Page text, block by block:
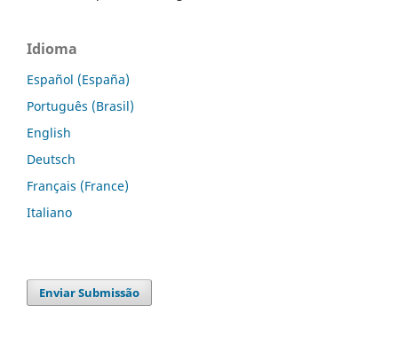
Idioma
Español (España)
Português (Brasil)
English
Deutsch
Français (France)
Italiano
Enviar Submissão